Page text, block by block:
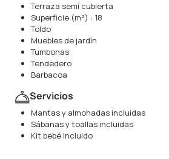
Terraza semi cubierta
Superficie (m²) : 18
Toldo
Muebles de jardín
Tumbonas
Tendedero
Barbacoa
Servicios
Mantas y almohadas incluidas
Sábanas y toallas incluidas
Kit bebé incluido